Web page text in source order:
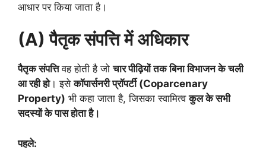
आधार पर किया जाता है।
(A) पैतृक संपत्ति में अधिकार
पैतृक संपत्तिवह होती है जोचार पीढ़ियों तक बिना विभाजन के चली
आ रही हो। इसेकॉपार्सनरी प्रॉपर्टी (Coparcenary
Property) भी कहा जाता है, जिसका स्वामित्वकुल के सभी
सदस्यों के पास होता है।
पहले: